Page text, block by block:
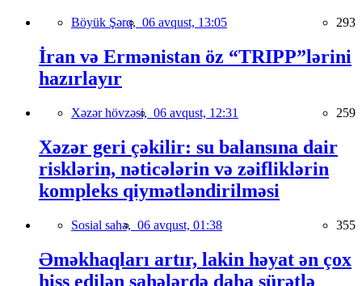
Böyük Şərq, 06 avqust, 13:05 293
İran və Ermənistan öz “TRIPP”lərini
hazırlayır
Xəzər hövzəsi, 06 avqust, 12:31 259
Xəzər geri çəkilir: su balansına dair
risklərin, nəticələrin və zəifliklərin
kompleks qiymətləndirilməsi
Sosial sahə, 06 avqust, 01:38 355
Əməkhaqları artır, lakin həyat ən çox
hiss edilən sahələrdə daha sürətlə